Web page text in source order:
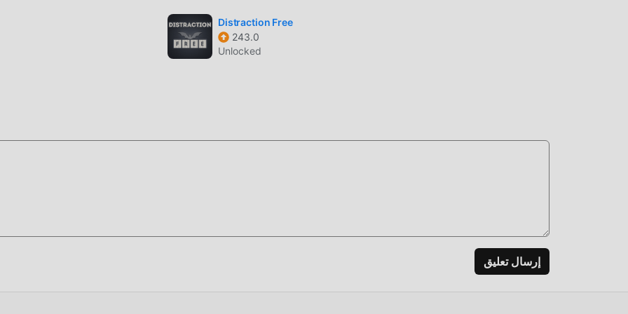
Distraction Free
243.0
Unlocked
إرسال تعليق